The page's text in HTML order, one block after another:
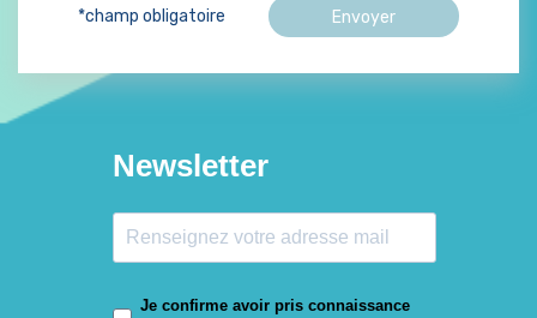
Newsletter
Je confirme avoir pris connaissance
*champ obligatoire